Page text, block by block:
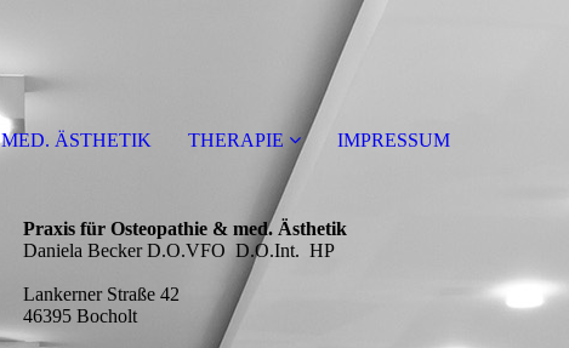
MED. ÄSTHETIK THERAPIE IMPRESSUM
Praxis für Osteopathie & med. Ästhetik
Daniela Becker D.O.VFO D.O.Int. HP
Lankerner Straße 42
46395 Bocholt